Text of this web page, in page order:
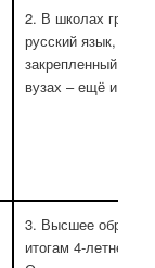
2. В школах
русский язык,
закрепленный в
вузах – ещё и
3. Высшее
итогам 4-летнего